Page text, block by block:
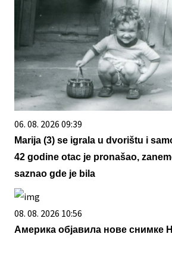
06. 08. 2026 09:39
Marija (3) se igrala u dvorištu i
42 godine otac je pronašao,
saznao gde je bila
08. 08. 2026 10:56
Америка објавила нове снимке